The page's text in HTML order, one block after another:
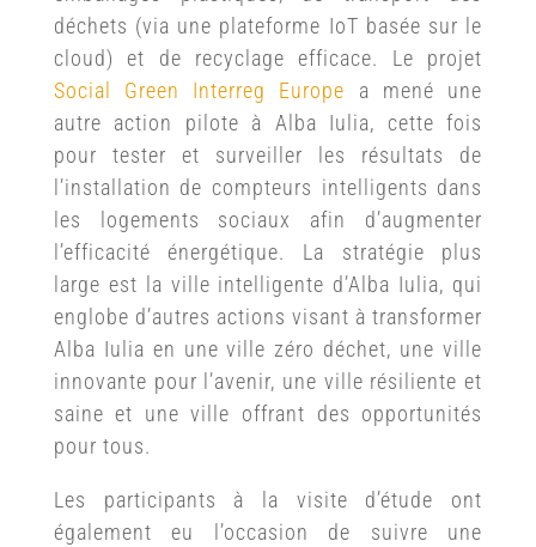
déchets (via une plateforme IoT basée sur le
cloud) et de recyclage efficace. Le projet
Social Green Interreg Europe a mené une
autre action pilote à Alba Iulia, cette fois
pour tester et surveiller les résultats de
l’installation de compteurs intelligents dans
les logements sociaux afin d’augmenter
l’efficacité énergétique. La stratégie plus
large est la ville intelligente d’Alba Iulia, qui
englobe d’autres actions visant à transformer
Alba Iulia en une ville zéro déchet, une ville
innovante pour l’avenir, une ville résiliente et
saine et une ville offrant des opportunités
pour tous.
Les participants à la visite d’étude ont
également eu l’occasion de suivre une